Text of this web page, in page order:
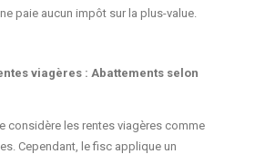
paie aucun impôt sur la plus-value.
viagères : Abattements selon
considère les rentes viagères comme
Cependant, le fisc applique un